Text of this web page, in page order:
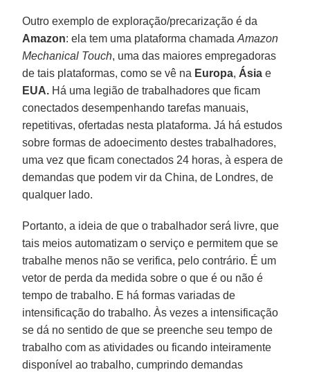
Outro exemplo de exploração/precarização é da
Amazon: ela tem uma plataforma chamadaAmazon
Mechanical Touch, uma das maiores empregadoras
de tais plataformas, como se vê na Europa, Ásia e
EUA. Há uma legião de trabalhadores que ficam
conectados desempenhando tarefas manuais,
repetitivas, ofertadas nesta plataforma. Já há estudos
sobre formas de adoecimento destes trabalhadores,
uma vez que ficam conectados 24 horas, à espera de
demandas que podem vir da China, de Londres, de
qualquer lado.
Portanto, a ideia de que o trabalhador será livre, que
tais meios automatizam o serviço e permitem que se
trabalhe menos não se verifica, pelo contrário. É um
vetor de perda da medida sobre o que é ou não é
tempo de trabalho. E há formas variadas de
intensificação do trabalho. Às vezes a intensificação
se dá no sentido de que se preenche seu tempo de
trabalho com as atividades ou ficando inteiramente
disponível ao trabalho, cumprindo demandas